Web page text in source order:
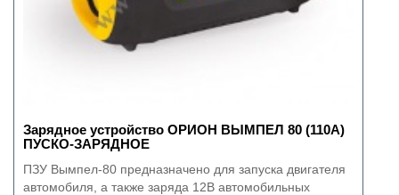
Зарядное устройство ОРИОН ВЫМПЕЛ 80 (110А)
ПУСКО-ЗАРЯДНОЕ
ПЗУ Вымпел-80 предназначено для запуска двигателя
автомобиля, а также заряда 12В автомобильных